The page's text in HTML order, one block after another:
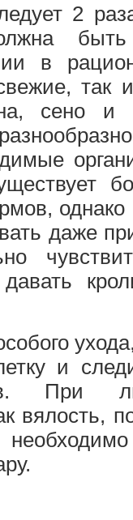
2
быть
в
так
сено и
даже
и
При
вялость,